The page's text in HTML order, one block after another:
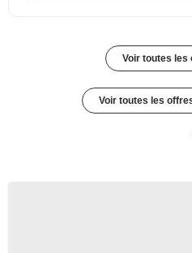
Voir toutes les
Voir toutes les